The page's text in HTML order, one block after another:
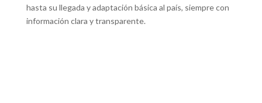
hasta su llegada y adaptación básica al país, siempre con
información clara y transparente.